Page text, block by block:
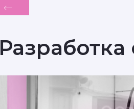
Разработка